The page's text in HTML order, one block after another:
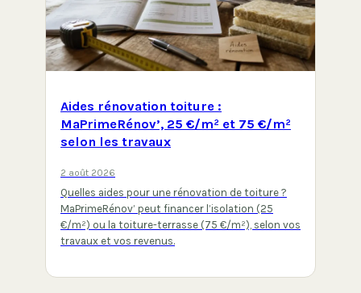
Aides rénovation toiture :
MaPrimeRénov’, 25 €/m² et 75 €/m²
selon les travaux
2 août 2026
Quelles aides pour une rénovation de toiture ?
MaPrimeRénov’ peut financer l’isolation (25
€/m²) ou la toiture-terrasse (75 €/m²), selon vos
travaux et vos revenus.